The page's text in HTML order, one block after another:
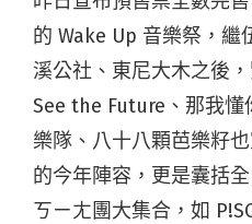
的 Wake Up 音樂祭，
溪公社、東尼大木之後
See the Future、那我懂
樂隊、八十八顆芭樂籽
的今年陣容，更是囊括
ㄎㄧㄤ團大集合，如